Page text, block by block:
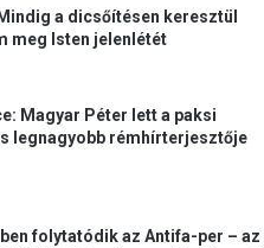
a dicsőítésen keresztül
meg Isten jelenlétét
Magyar Péter lett a paksi
legnagyobb rémhírterjesztője
folytatódik az Antifa-per – az